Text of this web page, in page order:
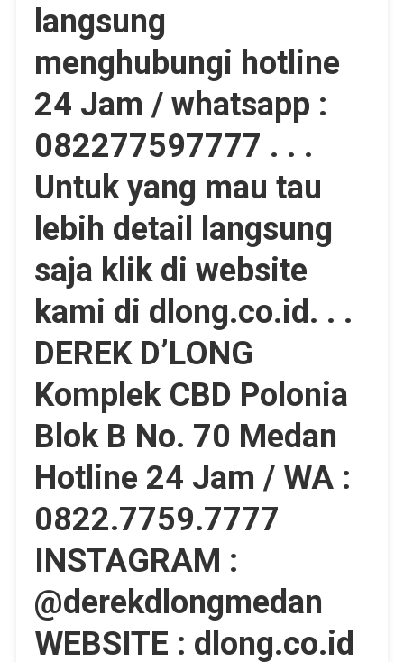
langsung
menghubungi hotline
24 Jam / whatsapp :
082277597777 . . .
Untuk yang mau tau
lebih detail langsung
saja klik di website
kami di dlong.co.id. . .
DEREK D’LONG
Komplek CBD Polonia
Blok B No. 70 Medan
Hotline 24 Jam / WA :
0822.7759.7777
INSTAGRAM :
@derekdlongmedan
WEBSITE : dlong.co.id